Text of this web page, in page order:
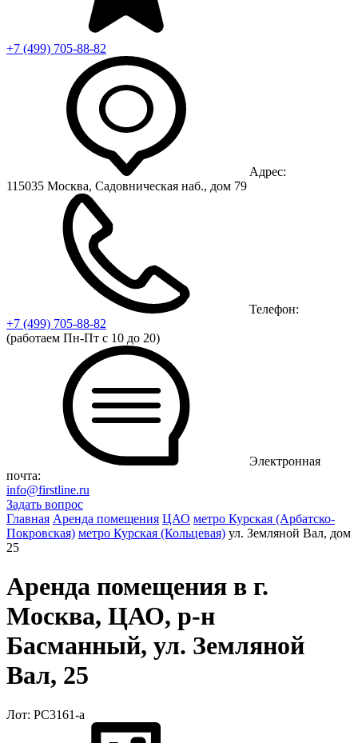
+7 (499) 705-88-82
Адрес:
115035 Москва, Садовническая наб., дом 79
Телефон:
+7 (499) 705-88-82
(работаем Пн-Пт с 10 до 20)
Электронная
почта:
info@firstline.ru
Задать вопрос
Главная Аренда помещения ЦАО метро Курская (Арбатско-
Покровская) метро Курская (Кольцевая) ул. Земляной Вал, дом
25
Аренда помещения в г.
Москва, ЦАО, р-н
Басманный, ул. Земляной
Вал, 25
Лот: РС3161-a